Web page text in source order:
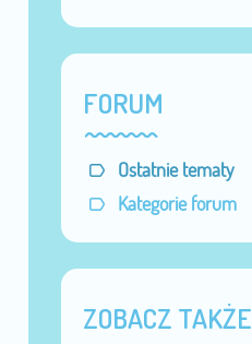
FORUM
Ostatnie tematy
Kategorie forum
ZOBACZ TAKŻE